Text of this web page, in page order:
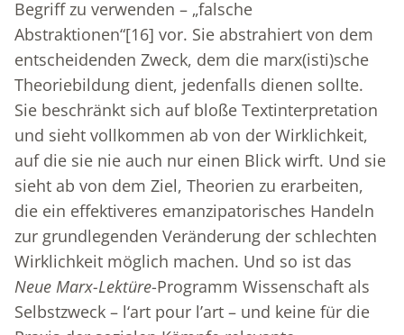
Begriff zu verwenden – „falsche
Abstraktionen“[16] vor. Sie abstrahiert von dem
entscheidenden Zweck, dem die marx(isti)sche
Theoriebildung dient, jedenfalls dienen sollte.
Sie beschränkt sich auf bloße Textinterpretation
und sieht vollkommen ab von der Wirklichkeit,
auf die sie nie auch nur einen Blick wirft. Und sie
sieht ab von dem Ziel, Theorien zu erarbeiten,
die ein effektiveres emanzipatorisches Handeln
zur grundlegenden Veränderung der schlechten
Wirklichkeit möglich machen. Und so ist das
Neue Marx-Lektüre-Programm Wissenschaft als
Selbstzweck – l‘art pour l’art – und keine für die